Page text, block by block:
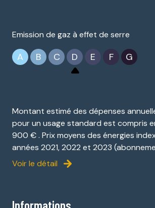
Emission de gaz à effet de serre
A B C D E F G
Montant estimé des dépenses
pour un usage standard est compris
900 € . Prix moyens des énergies
années 2021, 2022 et 2023
Voir le détail